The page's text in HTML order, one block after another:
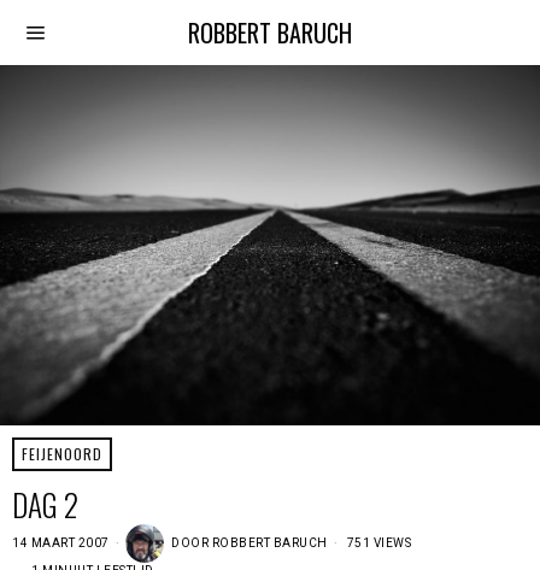
ROBBERT BARUCH
FEIJENOORD
DAG 2
14 MAART 2007 DOOR ROBBERT BARUCH 751 VIEWS